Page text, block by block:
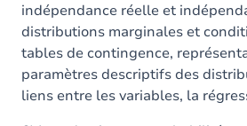
indépendance réelle et
distributions marginales et
tables de contingence,
paramètres descriptifs des
liens entre les variables, la